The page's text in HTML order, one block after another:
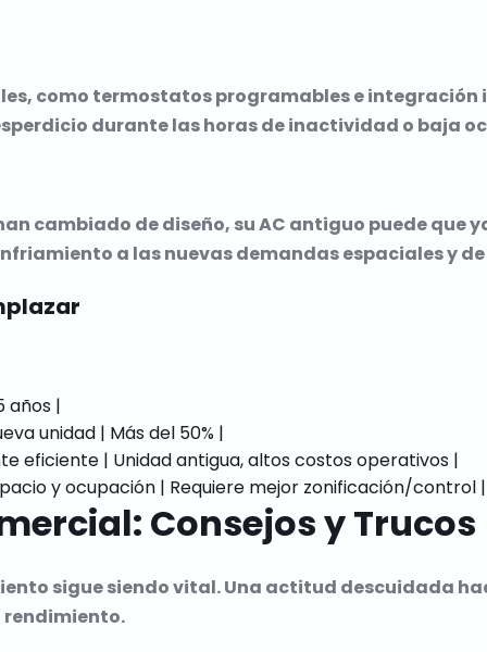
como termostatos programables e
durante las horas de inactividad o baja
cambiado de diseño, su AC antiguo puede
a las nuevas demandas espaciales y
años |
unidad | Más del 50% |
eficiente | Unidad antigua, altos costos operativos |
Consejos y Trucos
sigue siendo vital. Una actitud descuidada
rendimiento.